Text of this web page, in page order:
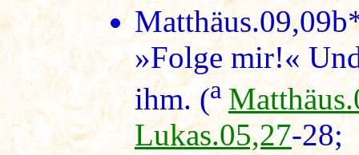
Matthäus.09,09b
»Folge mir!«
ihm. (a
Lukas.05,27-